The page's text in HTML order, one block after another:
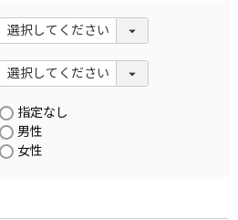
指定なし
男性
女性